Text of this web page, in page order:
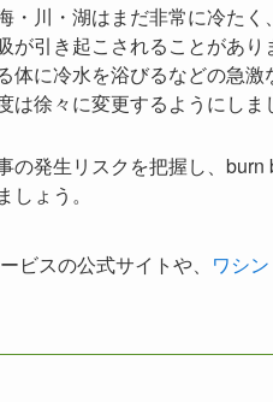
・川・湖はまだ非常に冷た
が引き起こされることがあ
体に冷水を浴びるなどの急
徐々に変更するようにしま
の発生リスクを把握し、
ょう。
ビスの公式サイトや、 ワシ